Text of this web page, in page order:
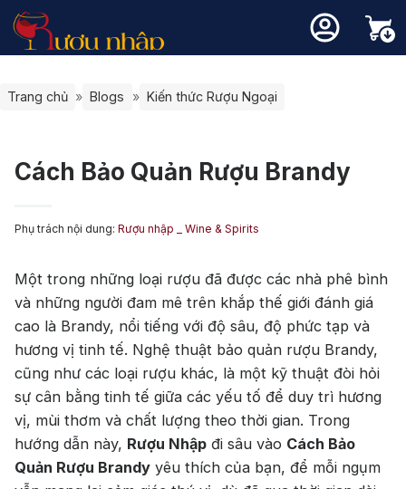
Blogs Liên hệ
Vang
Top 10 Vang theo tháng
Quà tặng vang
xứ
nho
Whisky
Chọn Whisky theo chuyên gia
Xách Tay -Rượu Duty Free
Malt Scotch Whisky
mạnh
hiệu nổi bật
Loại
Vang
VANG
VANG
Balvenie
Jack
Rượu
Các
Trang chủ » Blogs » Kiến thức Rượu Ngoại
Cách Bảo Quản Rượu Brandy
Phụ trách nội dung:Rượu nhập _ Wine & Spirits
Một trong những loại rượu đã được các nhà phê bình
và những người đam mê trên khắp thế giới đánh giá
cao là Brandy, nổi tiếng với độ sâu, độ phức tạp và
hương vị tinh tế. Nghệ thuật bảo quản rượu Brandy,
cũng như các loại rượu khác, là một kỹ thuật đòi hỏi
sự cân bằng tinh tế giữa các yếu tố để duy trì hương
vị, mùi thơm và chất lượng theo thời gian. Trong
hướng dẫn này, Rượu Nhập đi sâu vào Cách Bảo
Quản Rượu Brandy yêu thích của bạn, để mỗi ngụm